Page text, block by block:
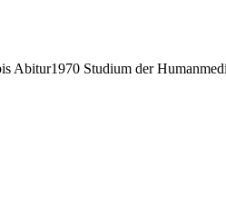
Abitur1970 Studium der